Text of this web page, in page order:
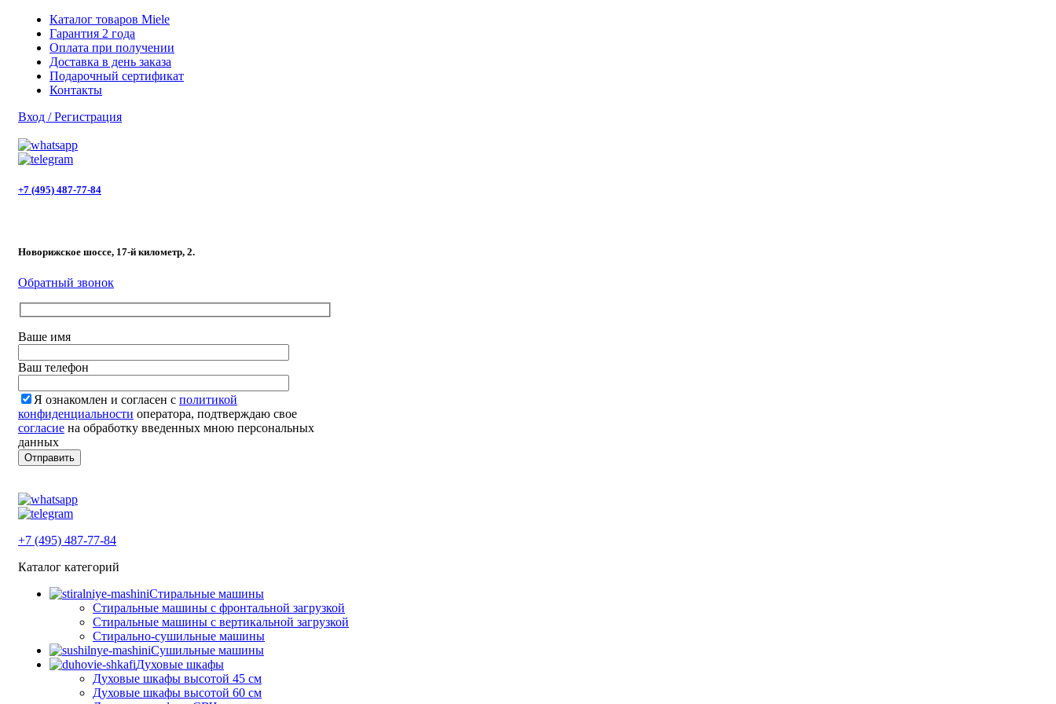
Каталог товаров Miele
Гарантия 2 года
Оплата при получении
Доставка в день заказа
Подарочный сертификат
Контакты
Вход / Регистрация
+7 (495) 487-77-84
Новорижское шоссе, 17-й километр, 2.
Обратный звонок
Ваше имя
Ваш телефон
Я ознакомлен и согласен с политикой
конфиденциальности оператора, подтверждаю свое
согласие на обработку введенных мною персональных
данных
+7 (495) 487-77-84
Каталог категорий
Стиральные машины
Стиральные машины с фронтальной загрузкой
Стиральные машины с вертикальной загрузкой
Стирально-сушильные машины
Сушильные машины
Духовые шкафы
Духовые шкафы высотой 45 см
Духовые шкафы высотой 60 см